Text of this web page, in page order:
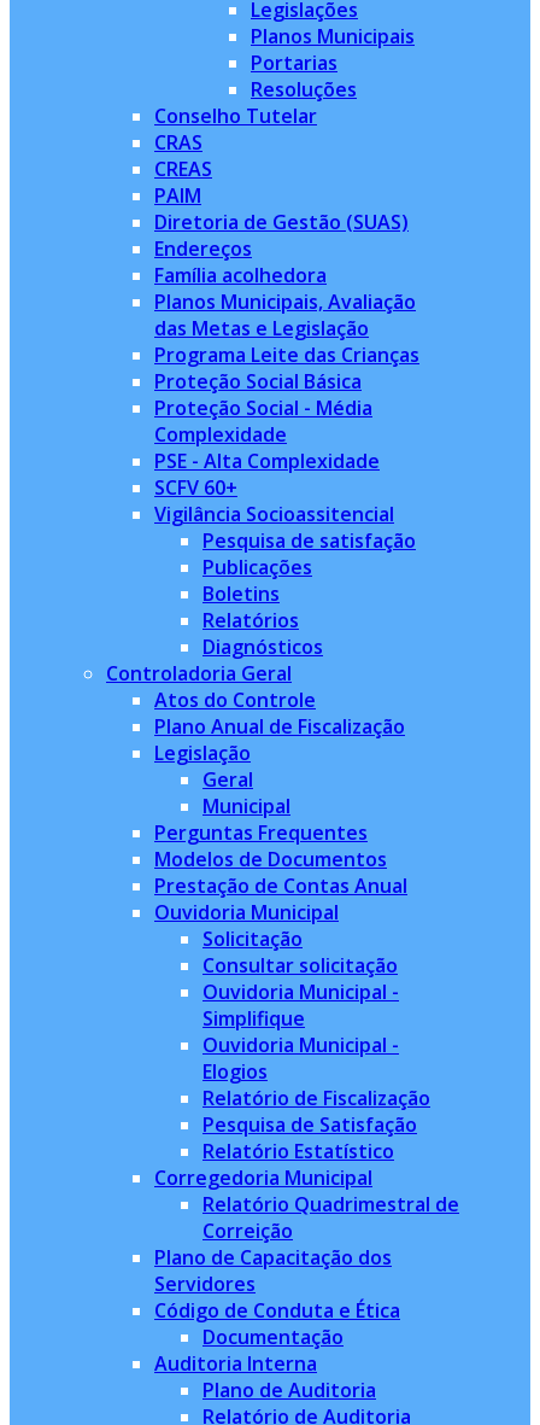
Legislações
Planos Municipais
Portarias
Resoluções
Conselho Tutelar
CRAS
CREAS
PAIM
Diretoria de Gestão (SUAS)
Endereços
Família acolhedora
Planos Municipais, Avaliação
das Metas e Legislação
Programa Leite das Crianças
Proteção Social Básica
Proteção Social - Média
Complexidade
PSE - Alta Complexidade
SCFV 60+
Vigilância Socioassitencial
Pesquisa de satisfação
Publicações
Boletins
Relatórios
Diagnósticos
Controladoria Geral
Atos do Controle
Plano Anual de Fiscalização
Legislação
Geral
Municipal
Perguntas Frequentes
Modelos de Documentos
Prestação de Contas Anual
Ouvidoria Municipal
Solicitação
Consultar solicitação
Ouvidoria Municipal -
Simplifique
Ouvidoria Municipal -
Elogios
Relatório de Fiscalização
Pesquisa de Satisfação
Relatório Estatístico
Corregedoria Municipal
Relatório Quadrimestral de
Correição
Plano de Capacitação dos
Servidores
Código de Conduta e Ética
Documentação
Auditoria Interna
Plano de Auditoria
Relatório de Auditoria